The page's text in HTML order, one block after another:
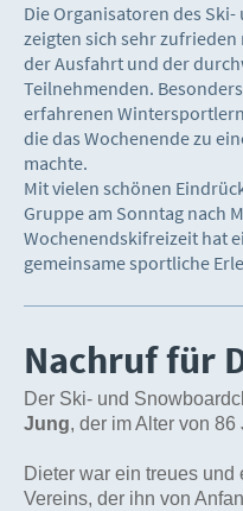
Die Organisatoren des
zeigten sich sehr
der Ausfahrt und der
Teilnehmenden.
erfahrenen
die das Wochenende zu
machte.
Mit vielen schönen
Gruppe am Sonntag nach
Wochenendskifreizeit hat
gemeinsame sportliche
Nachruf für
Der Ski- und
Jung, der im Alter von
Dieter war ein treues
Vereins, der ihn von